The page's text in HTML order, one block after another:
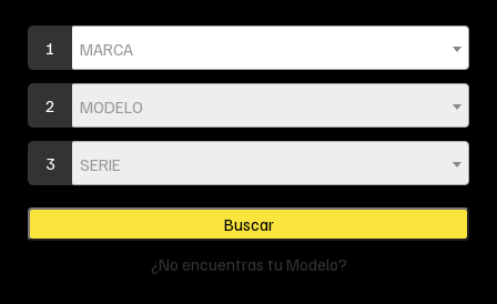
1 MARCA
2 MODELO
3 SERIE
¿No encuentras tu Modelo?